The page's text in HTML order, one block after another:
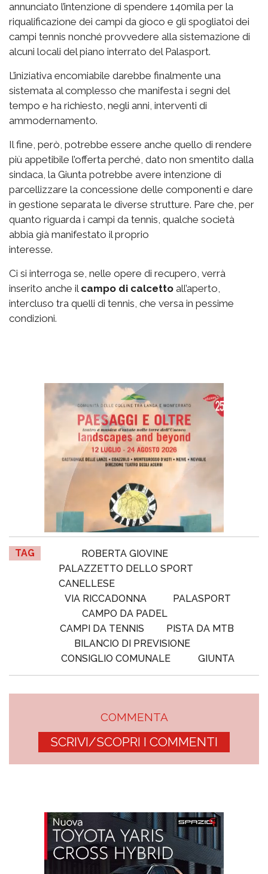
annunciato l’intenzione di spendere 140mila per la
riqualificazione dei campi da gioco e gli spogliatoi dei
campi tennis nonché provvedere alla sistemazione di
alcuni locali del piano interrato del Palasport.
L’iniziativa encomiabile darebbe finalmente una
sistemata al complesso che manifesta i segni del
tempo e ha richiesto, negli anni, interventi di
ammodernamento.
Il fine, però, potrebbe essere anche quello di rendere
più appetibile l’offerta perché, dato non smentito dalla
sindaca, la Giunta potrebbe avere intenzione di
parcellizzare la concessione delle componenti e dare
in gestione separata le diverse strutture. Pare che, per
quanto riguarda i campi da tennis, qualche società
abbia già manifestato il proprio
interesse.
Ci si interroga se, nelle opere di recupero, verrà
inserito anche il campo di calcetto all’aperto,
intercluso tra quelli di tennis, che versa in pessime
condizioni.
TAG
ROBERTA GIOVINE
PALAZZETTO DELLO SPORT
CANELLESE
VIA RICCADONNA
PALASPORT
CAMPO DA PADEL
CAMPI DA TENNIS
PISTA DA MTB
BILANCIO DI PREVISIONE
CONSIGLIO COMUNALE
GIUNTA
COMMENTA
SCRIVI/SCOPRI I COMMENTI